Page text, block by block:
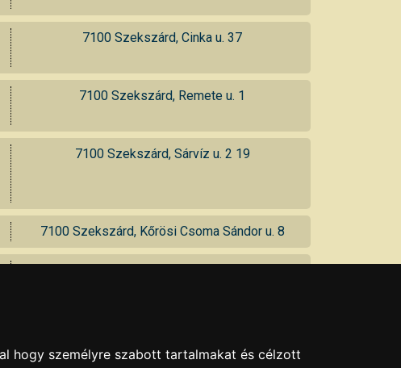
7100 Szekszárd, Cinka u. 37
7100 Szekszárd, Remete u. 1
7100 Szekszárd, Sárvíz u. 2 19
7100 Szekszárd, Kőrösi Csoma Sándor u. 8
hogy személyre szabott tartalmakat és célzott